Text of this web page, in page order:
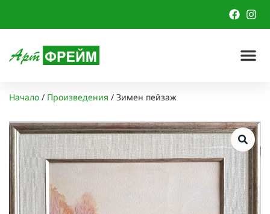
Начало / Произведения / Зимен пейзаж